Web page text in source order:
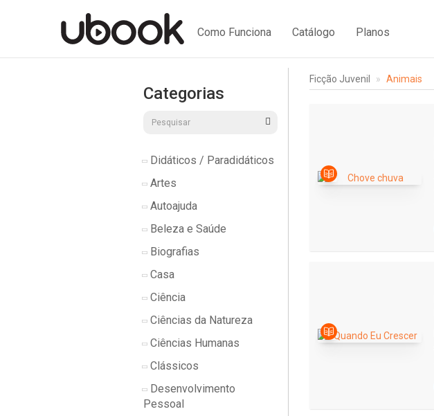
Como Funciona Catálogo Planos
Categorias
Didáticos / Paradidáticos
Artes
Autoajuda
Beleza e Saúde
Biografias
Casa
Ciência
Ciências da Natureza
Ciências Humanas
Clássicos
Desenvolvimento
Pessoal
Ficção Juvenil Animais